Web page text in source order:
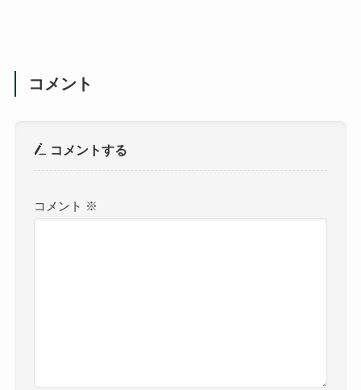
コメント
コメントする
コメント ※